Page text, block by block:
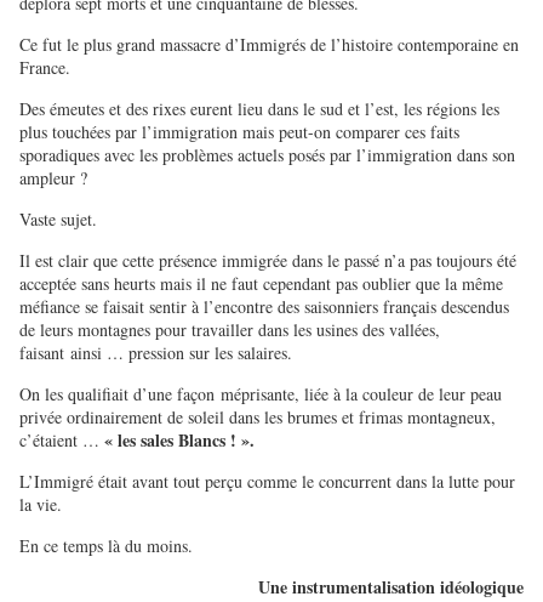
Ce fut le plus grand massacre d’Immigrés de l’histoire contemporaine en
France.
Des émeutes et des rixes eurent lieu dans le sud et l’est, les régions les
plus touchées par l’immigration mais peut-on comparer ces faits
sporadiques avec les problèmes actuels posés par l’immigration dans son
ampleur ?
Vaste sujet.
Il est clair que cette présence immigrée dans le passé n’a pas toujours été
acceptée sans heurts mais il ne faut cependant pas oublier que la même
méfiance se faisait sentir à l’encontre des saisonniers français descendus
de leurs montagnes pour travailler dans les usines des vallées,
faisant ainsi … pression sur les salaires.
On les qualifiait d’une façon méprisante, liée à la couleur de leur peau
privée ordinairement de soleil dans les brumes et frimas montagneux,
c’étaient … « les sales Blancs ! ».
L’Immigré était avant tout perçu comme le concurrent dans la lutte pour
la vie.
En ce temps là du moins.
Une instrumentalisation idéologique